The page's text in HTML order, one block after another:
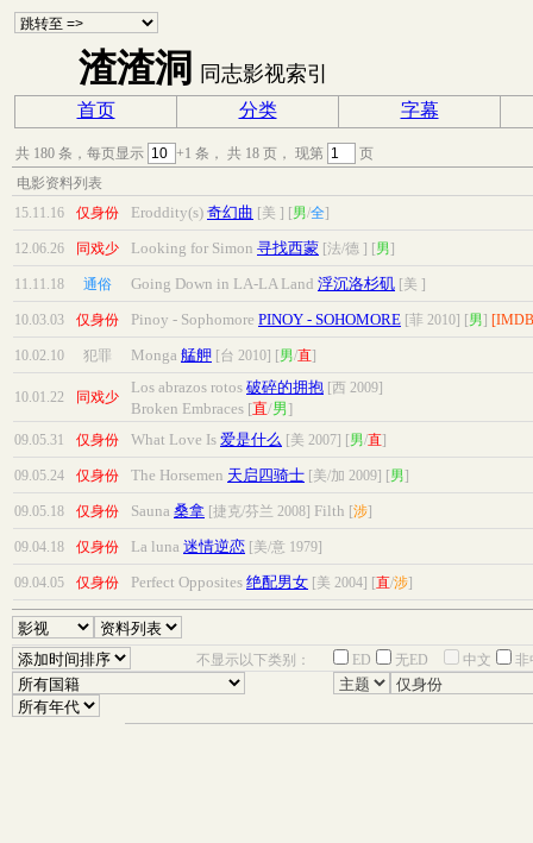
渣渣洞 同志影视索引
首页 分类 字幕
共 180 条，每页显示 +1 条， 共 18 页， 现第
页
电影资料列表
15.11.16
仅身份 Eroddity(s) 奇幻曲 [美 ] [男/全]
12.06.26 同戏少 Looking for Simon 寻找西蒙 [法/德 ] [男]
11.11.18 通俗 Going Down in LA-LA Land 浮沉洛杉矶 [美 ]
10.03.03 仅身份 Pinoy - Sophomore PINOY - SOHOMORE [菲 2010] [男]
10.02.10 犯罪 Monga 艋舺 [台 2010] [男/直]
10.01.22 同戏少
Los abrazos rotos 破碎的拥抱 [西 2009]
Broken Embraces [直/男 ]
09.05.31 仅身份 What Love Is 爱是什么 [美 2007] [男/直]
09.05.24 仅身份 The Horsemen 天启四骑士 [美/加 2009] [男]
09.05.18 仅身份 Sauna 桑拿 [捷克/芬兰 2008] Filth [涉]
09.04.18 仅身份 La luna 迷情逆恋 [美/意 1979]
09.04.05 仅身份 Perfect Opposites 绝配男女 [美 2004] [直/涉]
不显示以下类别： ED 无ED 中文 非